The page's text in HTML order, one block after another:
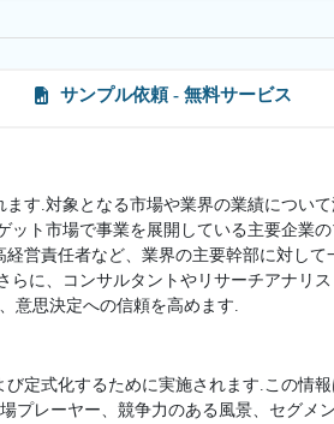
サンプル依頼 - 無料サービス
す.対象となる市場や業界の業績につい
ト市場で事業を展開している主要企業
営責任者など、業界の主要幹部に対して
に、コンサルタントやリサーチアナリ
意思決定への信頼を高めます.
定式化するために実施されます.この情
プレーヤー、競争力のある風景、セグメ